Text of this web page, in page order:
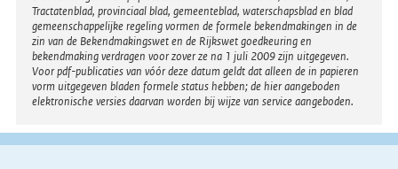
Tractatenblad, provinciaal blad, gemeenteblad, waterschapsblad en blad
gemeenschappelijke regeling vormen de formele bekendmakingen in de
zin van de Bekendmakingswet en de Rijkswet goedkeuring en
bekendmaking verdragen voor zover ze na 1 juli 2009 zijn uitgegeven.
Voor pdf-publicaties van vóór deze datum geldt dat alleen de in papieren
vorm uitgegeven bladen formele status hebben; de hier aangeboden
elektronische versies daarvan worden bij wijze van service aangeboden.